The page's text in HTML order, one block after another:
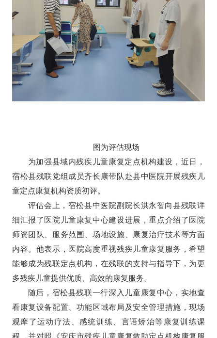
图为评估现场
为加强县域内残疾儿童康复定点机构建设，近日，
宿松县残联党组成员齐长康带队赴县中医院开展残疾儿
童定点康复机构资质初评。
评估会上，宿松县中医院副院长洪永智向县残联详
细汇报了医院儿童康复中心建设进展，重点介绍了医院
师资团队、服务范围、场地设施、康复治疗技术等方面
内容。他表示，医院高度重视残疾儿童康复服务，希望
能够成为残联定点机构，在残联的支持与指导下，为更
多残疾儿童提供优质、高效的康复服务。
随后，宿松县残联一行深入儿童康复中心，实地查
看康复设备配置、功能区域布局及安全管理措施，现场
观摩了运动疗法、感统训练、言语矫治等康复训练课
程，并对照《安庆市残疾儿童康复救助定点机构康复服